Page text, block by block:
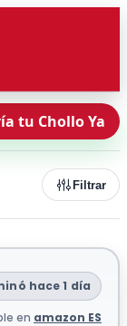
tu Chollo Ya
Filtrar
hace 1 día
en amazon ES